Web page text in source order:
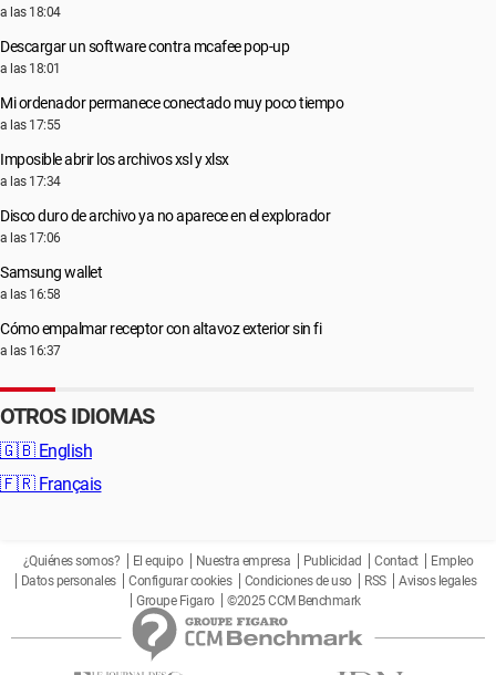
a las 18:04
Descargar un software contra mcafee pop-up
a las 18:01
Mi ordenador permanece conectado muy poco tiempo
a las 17:55
Imposible abrir los archivos xsl y xlsx
a las 17:34
Disco duro de archivo ya no aparece en el explorador
a las 17:06
Samsung wallet
a las 16:58
Cómo empalmar receptor con altavoz exterior sin fi
a las 16:37
OTROS IDIOMAS
🇬🇧 English
🇫🇷 Français
¿Quiénes somos? El equipo Nuestra empresa Publicidad Contact
Empleo
Datos personales
Configurar cookies Condiciones de uso RSS
Avisos legales
Groupe Figaro
©2025 CCM Benchmark